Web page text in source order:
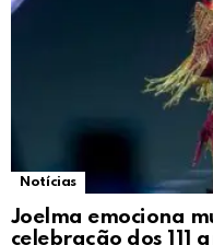
Notícias
Joelma emociona
celebração dos 111